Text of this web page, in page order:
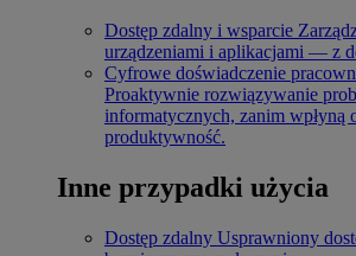
Dostęp zdalny i wsparcie
urządzeniami i aplikacjami — z
Cyfrowe doświadczenie
Proaktywnie rozwiązywanie
informatycznych, zanim wpłyną
produktywność.
Inne przypadki użycia
Dostęp zdalny Usprawniony